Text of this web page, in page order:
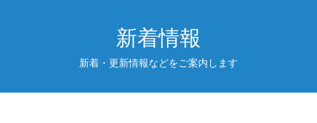
新着情報
新着・更新情報などをご案内します